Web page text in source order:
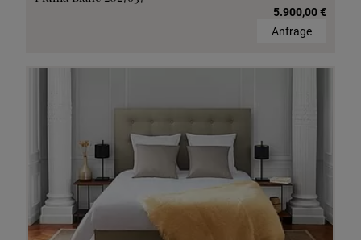
5.900,00 €
Anfrage